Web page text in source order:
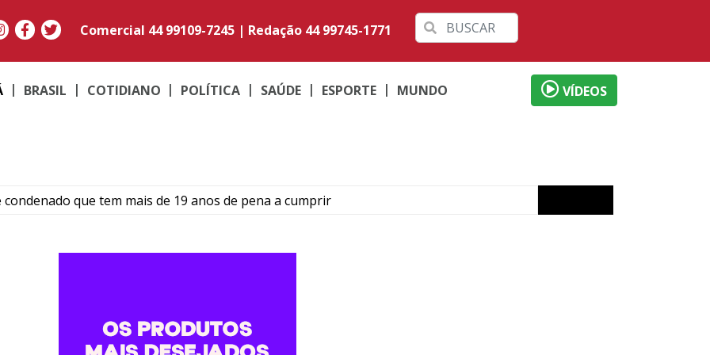
Comercial 44 99109-7245 | Redação 44 99745-1771
BRASIL COTIDIANO POLÍTICA SAÚDE ESPORTE MUNDO VÍDEOS
condenado que tem mais de 19 anos de pena a cumprir
colisão entre carro e motocicleta no centro de Umuarama